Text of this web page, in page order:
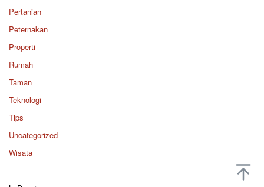
Pertanian
Peternakan
Properti
Rumah
Taman
Teknologi
Tips
Uncategorized
Wisata